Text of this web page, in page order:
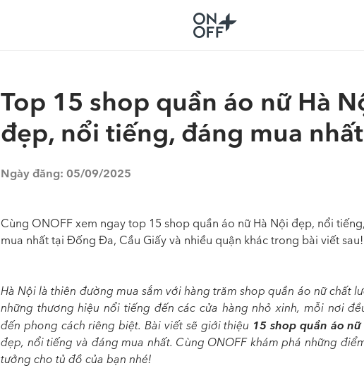
Top 15 shop quần áo nữ Hà
đẹp, nổi tiếng, đáng mua nhất
Ngày đăng: 05/09/2025
Cùng ONOFF xem ngay top 15 shop quần áo nữ Hà Nội đẹp, nổi
mua nhất tại Đống Đa, Cầu Giấy và nhiều quận khác trong bài viết sau!
Hà Nội là thiên đường mua sắm với hàng trăm shop quần áo nữ chất
những thương hiệu nổi tiếng đến các cửa hàng nhỏ xinh, mỗi nơi
đến phong cách riêng biệt. Bài viết sẽ giới thiệu 15 shop quần áo
đẹp, nổi tiếng và đáng mua nhất. Cùng ONOFF khám phá những
tưởng cho tủ đồ của bạn nhé!